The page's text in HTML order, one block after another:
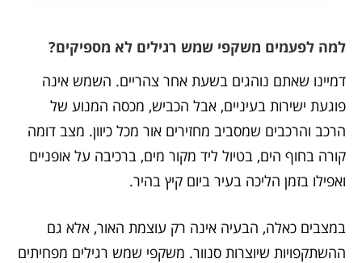
למה לפעמים משקפי שמש רגילים לא מספיקים?
דמיינו שאתם נוהגים בשעת אחר צהריים. השמש אינה
פוגעת ישירות בעיניים, אבל הכביש, מכסה המנוע של
הרכב והרכבים שמסביב מחזירים אור מכל כיוון. מצב דומה
קורה בחוף הים, בטיול ליד מקור מים, ברכיבה על אופניים
ואפילו בזמן הליכה בעיר ביום קיץ בהיר.
במצבים כאלה, הבעיה אינה רק עוצמת האור, אלא גם
ההשתקפויות שיוצרות סנוור. משקפי שמש רגילים מפחיתים